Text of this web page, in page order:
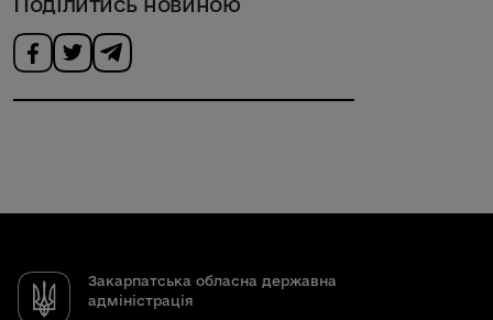
Закарпатська обласна державна
адміністрація